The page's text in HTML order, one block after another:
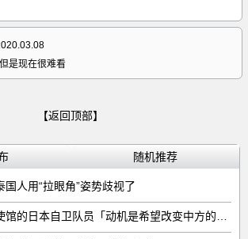
是现在很难看
【返回顶部】
随机推荐
人用“拉眼角”姿势歧视了